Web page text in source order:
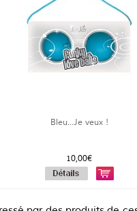
Bleu...Je veux !
10,00€